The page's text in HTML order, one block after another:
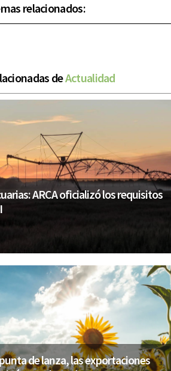
relacionados:
deActualidad
ARCA oficializó los requisitos
de lanza, las exportaciones